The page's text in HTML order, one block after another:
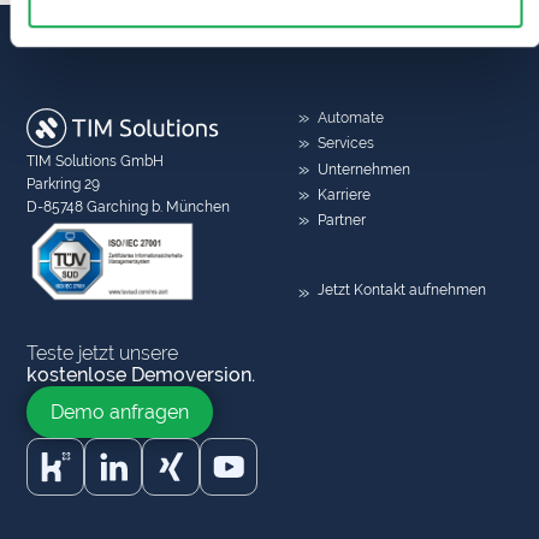
TIM Solutions GmbH
Parkring 29
D-85748 Garching b. München
Automate
Services
Unternehmen
Karriere
Partner
Jetzt Kontakt aufnehmen
Teste jetzt unsere
kostenlose Demoversion.
Demo anfragen